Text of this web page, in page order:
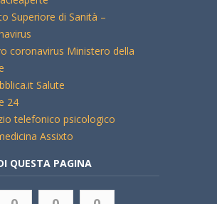
Superiore di Sanità –
coronavirus Ministero della
Salute
24
telefonico psicologico
Assixto
QUESTA PAGINA